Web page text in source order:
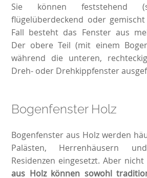
Sie können feststehend
flügelüberdeckend oder
Fall besteht das Fenster aus
Der obere Teil (mit einem
während die unteren,
Dreh- oder Drehkippfenster
Bogenfenster Holz
Bogenfenster aus Holz werden
Palästen, Herrenhäusern
Residenzen eingesetzt. Aber
aus Holz können sowohl